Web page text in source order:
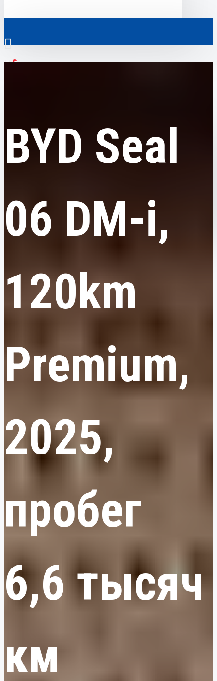
0
Электромобили
Коммерческий транспорт
Авто с пробегом
Аксессуары
0
Ваш кошик порожній!
BYD Seal
06 DM-i,
120km
Premium,
2025,
пробег
6,6 тысяч
км